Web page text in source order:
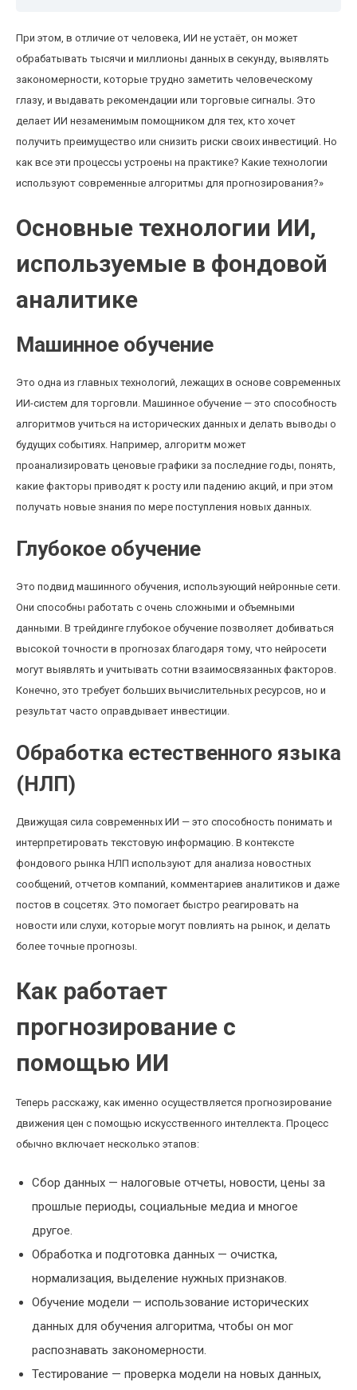
При этом, в отличие от человека, ИИ не устаёт, он может
обрабатывать тысячи и миллионы данных в секунду, выявлять
закономерности, которые трудно заметить человеческому
глазу, и выдавать рекомендации или торговые сигналы. Это
делает ИИ незаменимым помощником для тех, кто хочет
получить преимущество или снизить риски своих инвестиций. Но
как все эти процессы устроены на практике? Какие технологии
используют современные алгоритмы для прогнозирования?»
Основные технологии ИИ,
используемые в фондовой
аналитике
Машинное обучение
Это одна из главных технологий, лежащих в основе современных
ИИ-систем для торговли. Машинное обучение — это способность
алгоритмов учиться на исторических данных и делать выводы о
будущих событиях. Например, алгоритм может
проанализировать ценовые графики за последние годы, понять,
какие факторы приводят к росту или падению акций, и при этом
получать новые знания по мере поступления новых данных.
Глубокое обучение
Это подвид машинного обучения, использующий нейронные сети.
Они способны работать с очень сложными и объемными
данными. В трейдинге глубокое обучение позволяет добиваться
высокой точности в прогнозах благодаря тому, что нейросети
могут выявлять и учитывать сотни взаимосвязанных факторов.
Конечно, это требует больших вычислительных ресурсов, но и
результат часто оправдывает инвестиции.
Обработка естественного языка
(НЛП)
Движущая сила современных ИИ — это способность понимать и
интерпретировать текстовую информацию. В контексте
фондового рынка НЛП используют для анализа новостных
сообщений, отчетов компаний, комментариев аналитиков и даже
постов в соцсетях. Это помогает быстро реагировать на
новости или слухи, которые могут повлиять на рынок, и делать
более точные прогнозы.
Как работает
прогнозирование с
помощью ИИ
Теперь расскажу, как именно осуществляется прогнозирование
движения цен с помощью искусственного интеллекта. Процесс
обычно включает несколько этапов:
Сбор данных — налоговые отчеты, новости, цены за
прошлые периоды, социальные медиа и многое
другое.
Обработка и подготовка данных — очистка,
нормализация, выделение нужных признаков.
Обучение модели — использование исторических
данных для обучения алгоритма, чтобы он мог
распознавать закономерности.
Тестирование — проверка модели на новых данных,